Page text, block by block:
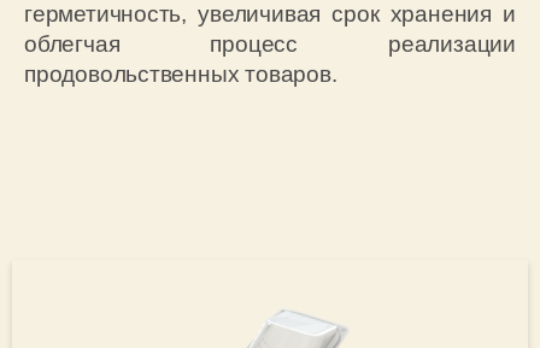
герметичность, увеличивая срок хранения и
облегчая процесс реализации
продовольственных товаров.